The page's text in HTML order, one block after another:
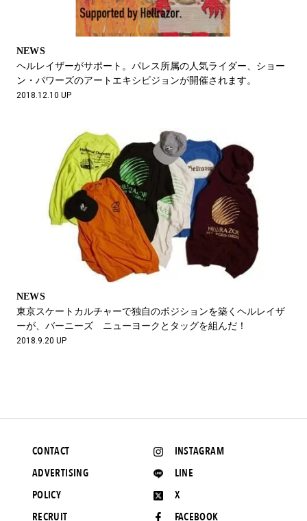
NEWS
ヘルレイザーがサポート。パレス所属の人気ライダー、ショー
ン・パワーズのアートエキシビジョンが開催されます。
2018.12.10 UP
NEWS
東京スケートカルチャーで独自のポジションを築くヘルレイザ
ーが、バーニーズ ニューヨークとタッグを組んだ！
2018.9.20 UP
INSTAGRAM
LINE
X
FACEBOOK
CONTACT
ADVERTISING
POLICY
RECRUIT